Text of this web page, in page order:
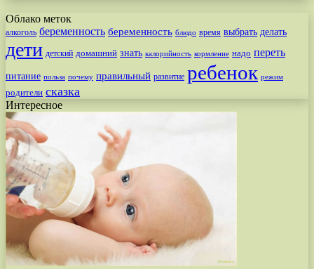
Облако меток
алкоголь беременность беременность блюдо время выбрать делать
дети детский домашний знать калорийность кормление надо переть
питание польза почему правильный развитие ребенок режим
родители сказка
Интересное